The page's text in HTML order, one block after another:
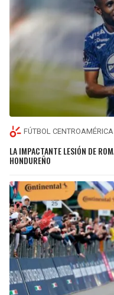
FÚTBOL CENTROAMÉRICA
LA IMPACTANTE LESIÓN DE
HONDUREÑO